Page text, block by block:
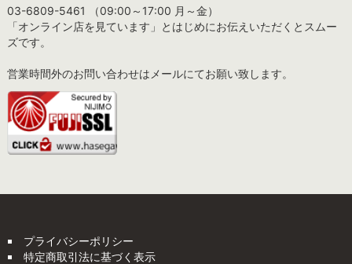
03-6809-5461 （09:00～17:00 月～金）
「オンライン店を見ています」とはじめにお伝えいただくとスムー
ズです。
営業時間外のお問い合わせはメールにてお願い致します。
プライバシーポリシー
特定商取引法に基づく表示